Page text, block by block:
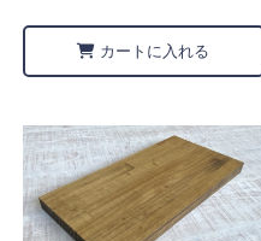
カートに入れる